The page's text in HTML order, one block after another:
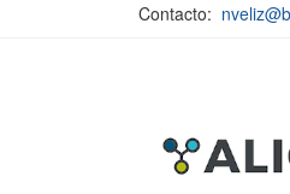
Contacto: